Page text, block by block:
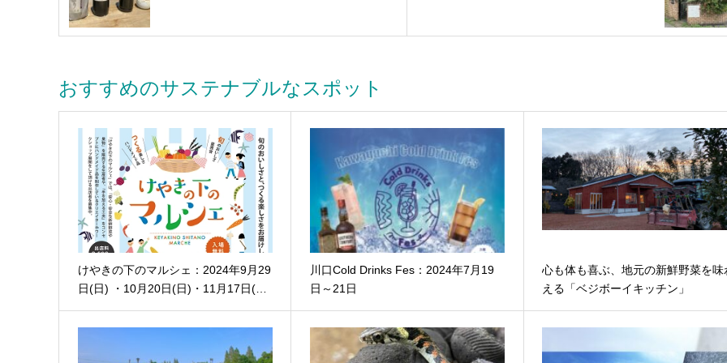
おすすめのサステナブルなスポット
けやきの下のマルシェ：2024年9月29
日(日) ・10月20日(日)・11月17日(…
川口Cold Drinks Fes：2024年7月19
日～21日
心も体も喜ぶ、地元の新鮮野菜を味
える「ベジボーイキッチン」